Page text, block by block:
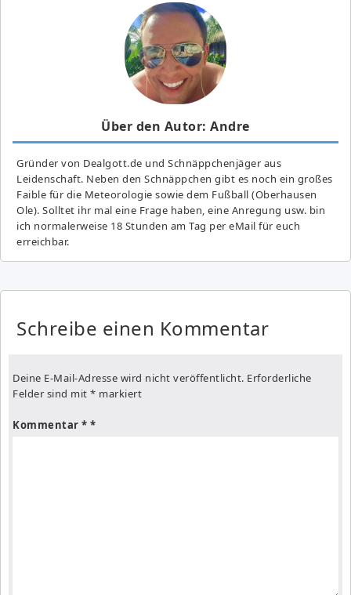
Über den Autor: Andre
Gründer von Dealgott.de und Schnäppchenjäger aus
Leidenschaft. Neben den Schnäppchen gibt es noch ein großes
Fai­ble für die Meteorologie sowie dem Fußball (Oberhausen
Ole). Solltet ihr mal eine Frage haben, eine Anregung usw. bin
ich normalerweise 18 Stunden am Tag per eMail für euch
erreichbar.
Schreibe einen Kommentar
Deine E-Mail-Adresse wird nicht veröffentlicht. Erforderliche
Felder sind mit * markiert
Kommentar *